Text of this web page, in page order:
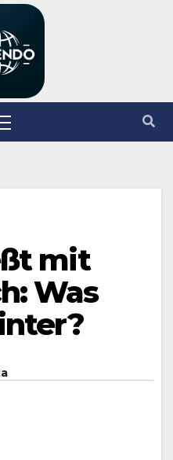
mit
Was